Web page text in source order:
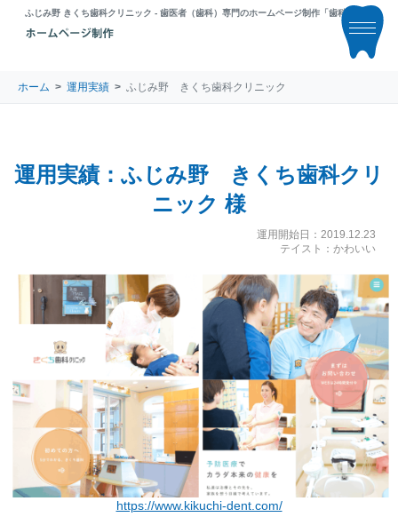
ふじみ野 きくち歯科クリニック - 歯医者（歯科）専門のホームページ制作「歯科ラボ」
ホーム 運用実績 ふじみ野 きくち歯科クリニック
運用実績：ふじみ野 きくち歯科クリ
ニック 様
運用開始日：2019.12.23
テイスト：かわいい
https://www.kikuchi-dent.com/